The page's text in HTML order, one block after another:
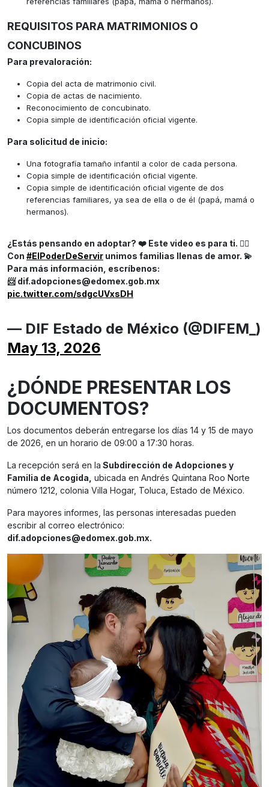
REQUISITOS PARA MATRIMONIOS O
CONCUBINOS
Para prevaloración:
Copia del acta de matrimonio civil.
Copia de actas de nacimiento.
Reconocimiento de concubinato.
Copia simple de identificación oficial vigente.
Para solicitud de inicio:
Una fotografía tamaño infantil a color de cada persona.
Copia simple de identificación oficial vigente.
Copia simple de identificación oficial vigente de dos
referencias familiares, ya sea de ella o de él (papá, mamá o
hermanos).
¿Estás pensando en adoptar? ❤️ Este video es para ti. 👇🏼
Con #ElPoderDeServir unimos familias llenas de amor. 💫
Para más información, escríbenos:
📨dif.adopciones@edomex.gob.mx
pic.twitter.com/sdgcUVxsDH
— DIF Estado de México (@DIFEM_)
May 13, 2026
¿DÓNDE PRESENTAR LOS
DOCUMENTOS?
Los documentos deberán entregarse los días 14 y 15 de mayo
de 2026, en un horario de 09:00 a 17:30 horas.
La recepción será en la Subdirección de Adopciones y
Familia de Acogida, ubicada en Andrés Quintana Roo Norte
número 1212, colonia Villa Hogar, Toluca, Estado de México.
Para mayores informes, las personas interesadas pueden
escribir al correo electrónico:
dif.adopciones@edomex.gob.mx.